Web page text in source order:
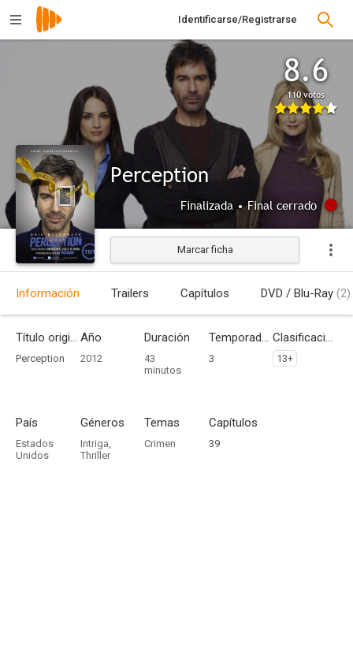
Identificarse/Registrarse
8.6
110 votos
Perception
Finalizada • Final cerrado
Marcar ficha
Información Trailers Capítulos DVD / Blu-Ray (2)
Título original
Perception
Año
2012
Duración
43
minutos
Temporadas
3
Clasificación por edades
13+
País
Estados
Unidos
Géneros
Intriga,
Thriller
Temas
Crimen
Capítulos
39